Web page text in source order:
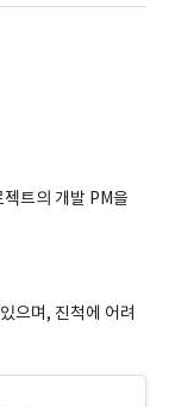
트의 개발 PM을
으며, 진척에 어려